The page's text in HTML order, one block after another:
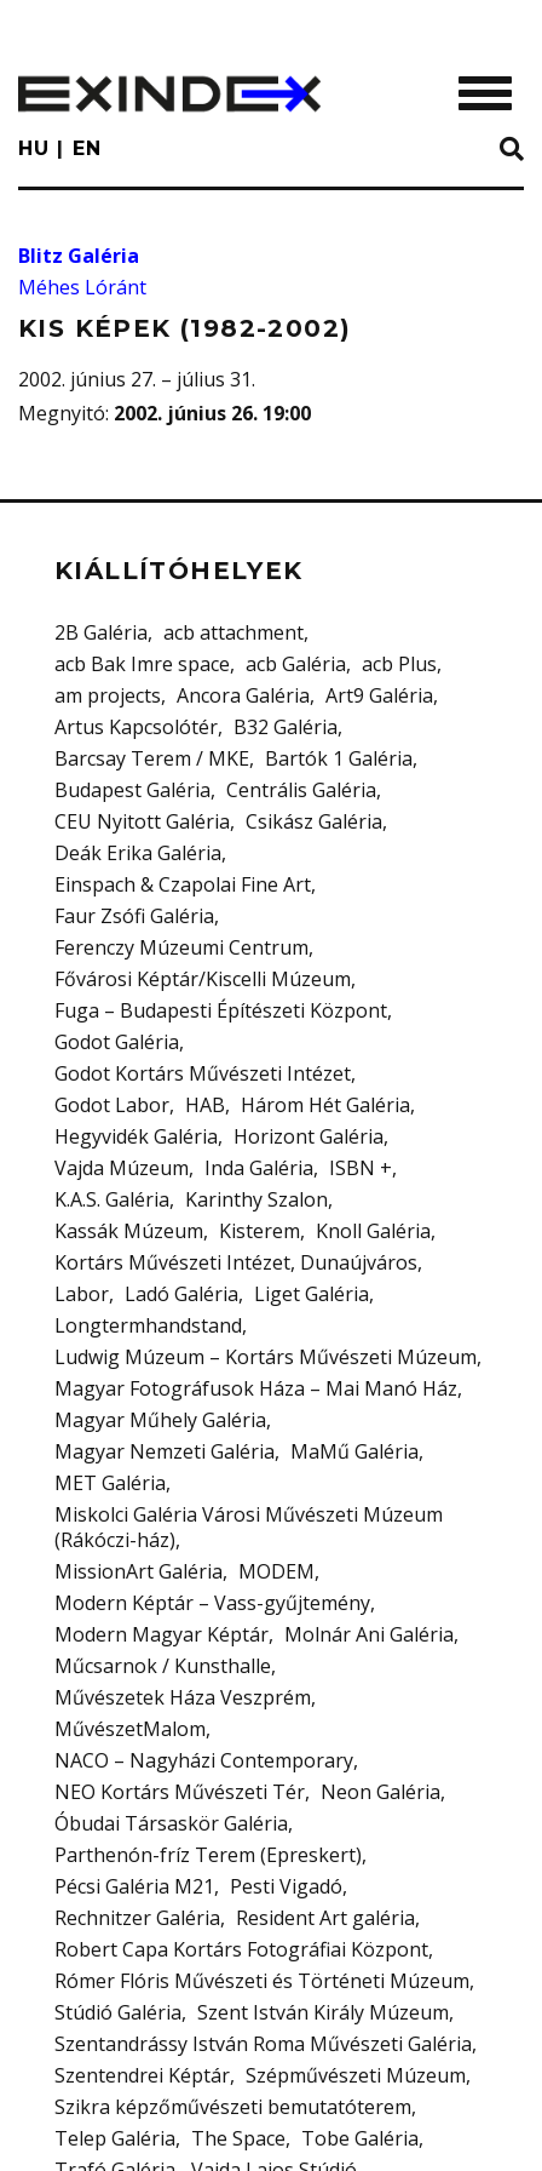
main
content
HU EN
Blitz Galéria
Méhes Lóránt
KIS KÉPEK (1982-2002)
2002. június 27. – július 31.
Megnyitó: 2002. június 26. 19:00
KIÁLLÍTÓHELYEK
2B Galéria
acb attachment
acb Bak Imre space
acb Galéria
acb Plus
am projects
Ancora Galéria
Art9 Galéria
Artus Kapcsolótér
B32 Galéria
Barcsay Terem / MKE
Bartók 1 Galéria
Budapest Galéria
Centrális Galéria
CEU Nyitott Galéria
Csikász Galéria
Deák Erika Galéria
Einspach & Czapolai Fine Art
Faur Zsófi Galéria
Ferenczy Múzeumi Centrum
Fővárosi Képtár/Kiscelli Múzeum
Fuga – Budapesti Építészeti Központ
Godot Galéria
Godot Kortárs Művészeti Intézet
Godot Labor
HAB
Három Hét Galéria
Hegyvidék Galéria
Horizont Galéria
Vajda Múzeum
Inda Galéria
ISBN +
K.A.S. Galéria
Karinthy Szalon
Kassák Múzeum
Kisterem
Knoll Galéria
Kortárs Művészeti Intézet, Dunaújváros
Labor
Ladó Galéria
Liget Galéria
Longtermhandstand
Ludwig Múzeum – Kortárs Művészeti Múzeum
Magyar Fotográfusok Háza – Mai Manó Ház
Magyar Műhely Galéria
Magyar Nemzeti Galéria
MaMű Galéria
MET Galéria
Miskolci Galéria Városi Művészeti Múzeum
(Rákóczi-ház)
MissionArt Galéria
MODEM
Modern Képtár – Vass-gyűjtemény
Modern Magyar Képtár
Molnár Ani Galéria
Műcsarnok / Kunsthalle
Művészetek Háza Veszprém
MűvészetMalom
NACO – Nagyházi Contemporary
NEO Kortárs Művészeti Tér
Neon Galéria
Óbudai Társaskör Galéria
Parthenón-fríz Terem (Epreskert)
Pécsi Galéria M21
Pesti Vigadó
Rechnitzer Galéria
Resident Art galéria
Robert Capa Kortárs Fotográfiai Központ
Rómer Flóris Művészeti és Történeti Múzeum
Stúdió Galéria
Szent István Király Múzeum
Szentandrássy István Roma Művészeti Galéria
Szentendrei Képtár Szépművészeti Múzeum
Szikra képzőművészeti bemutatóterem
Telep Galéria
The Space
Tobe Galéria